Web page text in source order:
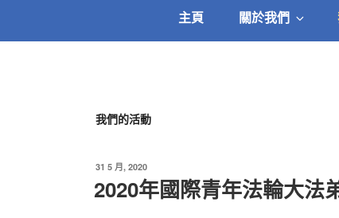
主頁 關於我們
我們的活動
發
於
31 5 月, 2020
2020年國際青年法輪大法